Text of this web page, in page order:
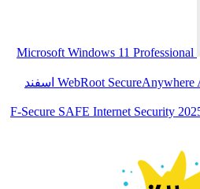
Microsoft Windows 11 Professional
WebRoot 21 اسفند